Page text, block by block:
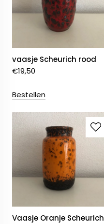
vaasje Scheurich rood
€19,50
Bestellen
Vaasje Oranje Scheurich